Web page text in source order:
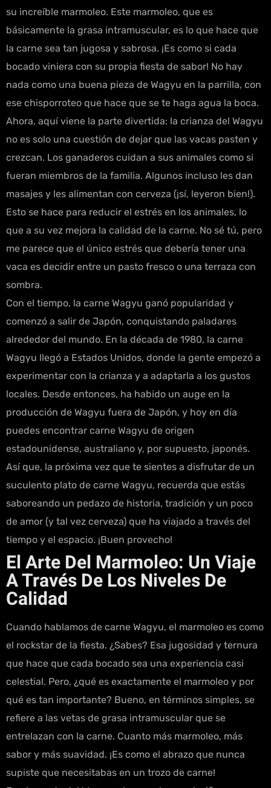
su increíble marmoleo. Este marmoleo, que es
básicamente la grasa intramuscular, es lo que hace que
la carne sea tan jugosa y sabrosa. ¡Es como si cada
bocado viniera con su propia fiesta de sabor! No hay
nada como una buena pieza de Wagyu en la parrilla, con
ese chisporroteo que hace que se te haga agua la boca.
Ahora, aquí viene la parte divertida: la crianza del Wagyu
no es solo una cuestión de dejar que las vacas pasten y
crezcan. Los ganaderos cuidan a sus animales como si
fueran miembros de la familia. Algunos incluso les dan
masajes y les alimentan con cerveza (¡sí, leyeron bien!).
Esto se hace para reducir el estrés en los animales, lo
que a su vez mejora la calidad de la carne. No sé tú, pero
me parece que el único estrés que debería tener una
vaca es decidir entre un pasto fresco o una terraza con
sombra.
Con el tiempo, la carne Wagyu ganó popularidad y
comenzó a salir de Japón, conquistando paladares
alrededor del mundo. En la década de 1980, la carne
Wagyu llegó a Estados Unidos, donde la gente empezó a
experimentar con la crianza y a adaptarla a los gustos
locales. Desde entonces, ha habido un auge en la
producción de Wagyu fuera de Japón, y hoy en día
puedes encontrar carne Wagyu de origen
estadounidense, australiano y, por supuesto, japonés.
Así que, la próxima vez que te sientes a disfrutar de un
suculento plato de carne Wagyu, recuerda que estás
saboreando un pedazo de historia, tradición y un poco
de amor (y tal vez cerveza) que ha viajado a través del
tiempo y el espacio. ¡Buen provecho!
El Arte Del Marmoleo: Un Viaje
A Través De Los Niveles De
Calidad
Cuando hablamos de carne Wagyu, el marmoleo es como
el rockstar de la fiesta. ¿Sabes? Esa jugosidad y ternura
que hace que cada bocado sea una experiencia casi
celestial. Pero, ¿qué es exactamente el marmoleo y por
qué es tan importante? Bueno, en términos simples, se
refiere a las vetas de grasa intramuscular que se
entrelazan con la carne. Cuanto más marmoleo, más
sabor y más suavidad. ¡Es como el abrazo que nunca
supiste que necesitabas en un trozo de carne!